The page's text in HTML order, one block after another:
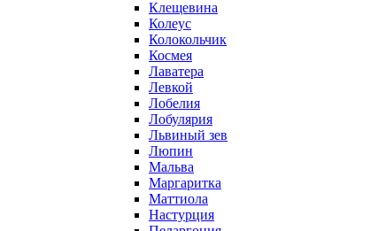
Клещевина
Колеус
Колокольчик
Космея
Лаватера
Левкой
Лобелия
Лобулярия
Львиный зев
Люпин
Мальва
Маргаритка
Маттиола
Настурция